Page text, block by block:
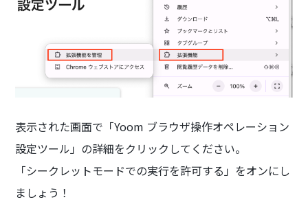
表示された画面で「Yoom ブラウザ操作オペレーション
設定ツール」の詳細をクリックしてください。
「シークレットモードでの実行を許可する」をオンにし
ましょう！